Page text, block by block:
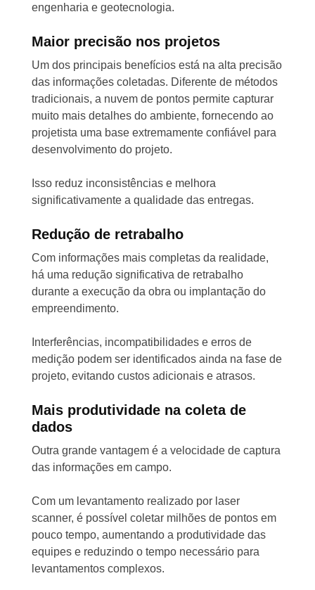
engenharia e geotecnologia.
Maior precisão nos projetos
Um dos principais benefícios está na alta precisão
das informações coletadas. Diferente de métodos
tradicionais, a nuvem de pontos permite capturar
muito mais detalhes do ambiente, fornecendo ao
projetista uma base extremamente confiável para
desenvolvimento do projeto.
Isso reduz inconsistências e melhora
significativamente a qualidade das entregas.
Redução de retrabalho
Com informações mais completas da realidade,
há uma redução significativa de retrabalho
durante a execução da obra ou implantação do
empreendimento.
Interferências, incompatibilidades e erros de
medição podem ser identificados ainda na fase de
projeto, evitando custos adicionais e atrasos.
Mais produtividade na coleta de
dados
Outra grande vantagem é a velocidade de captura
das informações em campo.
Com um levantamento realizado por laser
scanner, é possível coletar milhões de pontos em
pouco tempo, aumentando a produtividade das
equipes e reduzindo o tempo necessário para
levantamentos complexos.